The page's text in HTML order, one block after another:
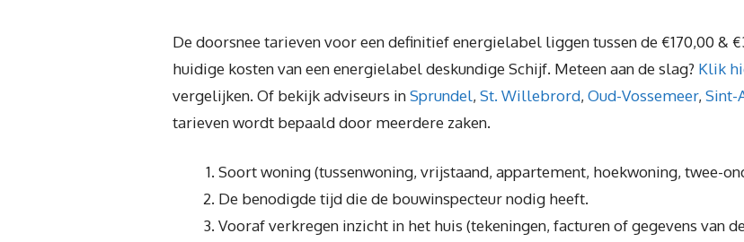
De doorsnee tarieven voor een definitief energielabel liggen tussen de €170,00 &
huidige kosten van een energielabel deskundige Schijf. Meteen aan de slag? Klik
vergelijken. Of bekijk adviseurs inSprundel, St. Willebrord, Oud-Vossemeer, Sint-
tarieven wordt bepaald door meerdere zaken.
Soort woning (tussenwoning, vrijstaand, appartement, hoekwoning, twee-
De benodigde tijd die de bouwinspecteur nodig heeft.
Vooraf verkregen inzicht in het huis (tekeningen, facturen of gegevens van